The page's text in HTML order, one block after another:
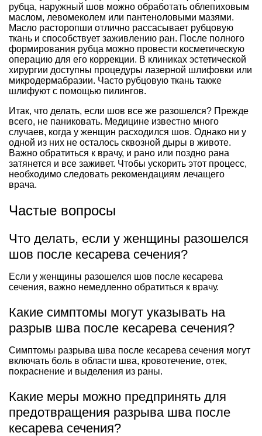
рубца, наружный шов можно обработать облепиховым
маслом, левомеколем или пантеноловыми мазями.
Масло расторопши отлично рассасывает рубцовую
ткань и способствует заживлению ран. После полного
формирования рубца можно провести косметическую
операцию для его коррекции. В клиниках эстетической
хирургии доступны процедуры лазерной шлифовки или
микродермабразии. Часто рубцовую ткань также
шлифуют с помощью пилингов.
Итак, что делать, если шов все же разошелся? Прежде
всего, не паниковать. Медицине известно много
случаев, когда у женщин расходился шов. Однако ни у
одной из них не осталось сквозной дыры в животе.
Важно обратиться к врачу, и рано или поздно рана
затянется и все заживет. Чтобы ускорить этот процесс,
необходимо следовать рекомендациям лечащего
врача.
Частые вопросы
Что делать, если у женщины разошелся
шов после кесарева сечения?
Если у женщины разошелся шов после кесарева
сечения, важно немедленно обратиться к врачу.
Какие симптомы могут указывать на
разрыв шва после кесарева сечения?
Симптомы разрыва шва после кесарева сечения могут
включать боль в области шва, кровотечение, отек,
покраснение и выделения из раны.
Какие меры можно предпринять для
предотвращения разрыва шва после
кесарева сечения?